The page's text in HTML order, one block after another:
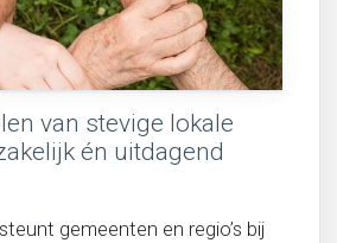
van stevige lokale
én uitdagend
gemeenten en regio’s bij